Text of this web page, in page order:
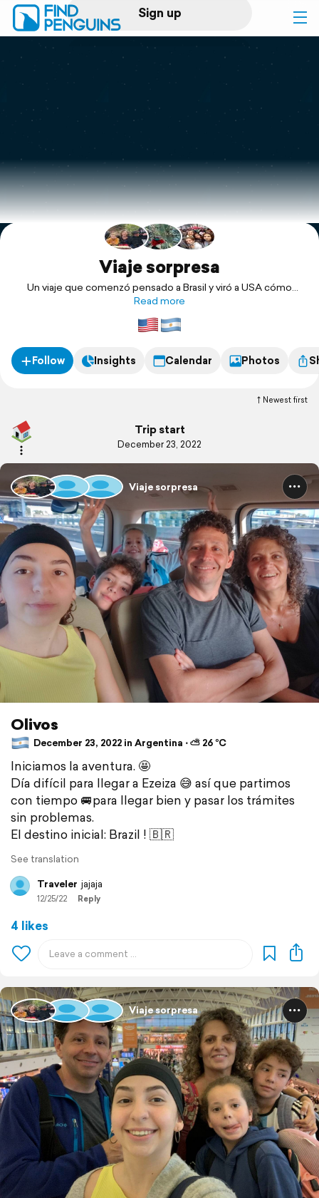
Sign up
Log in
Print a book
Flyover video
Explore
Viaje sorpresa
Un viaje que comenzó pensado a Brasil y viró a USA cómo
sorpresa para los chicos
Read more
Follow Insights Calendar Photos
Newest first
Trip start
December 23, 2022
Viaje sorpresa
Olivos
December 23, 2022 in Argentina ⋅ ⛅ 26 °C
Iniciamos la aventura. 🤩
Día difícil para llegar a Ezeiza 😅 así que partimos
con tiempo 🚐para llegar bien y pasar los trámites
sin problemas.
El destino inicial: Brazil ! 🇧🇷
See translation
Traveler jajaja
12/25/22 Reply
4 likes
Viaje sorpresa